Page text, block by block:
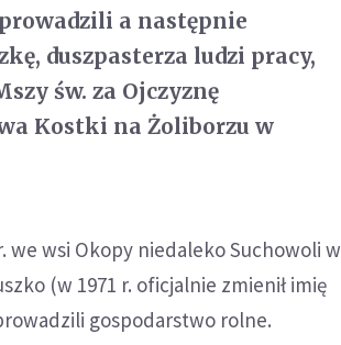
a następnie
duszpasterza ludzi pracy,
św. za Ojczyznę
Kostki na Żoliborzu w
we wsi Okopy niedaleko Suchowoli w
(w 1971 r. oficjalnie zmienił imię
gospodarstwo rolne.